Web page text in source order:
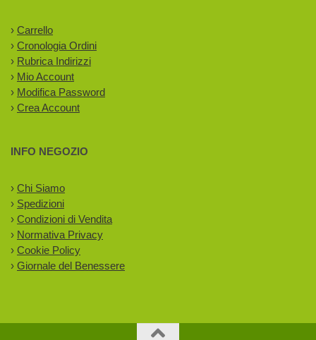
› Carrello
› Cronologia Ordini
› Rubrica Indirizzi
› Mio Account
› Modifica Password
› Crea Account
INFO NEGOZIO
› Chi Siamo
› Spedizioni
› Condizioni di Vendita
› Normativa Privacy
› Cookie Policy
› Giornale del Benessere